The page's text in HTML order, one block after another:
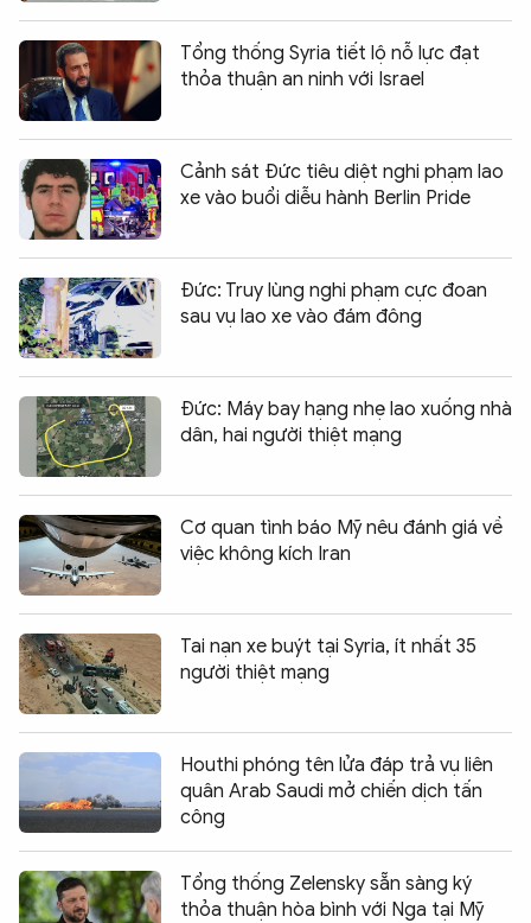
Tổng thống Syria tiết lộ nỗ lực đạt
thỏa thuận an ninh với Israel
Cảnh sát Đức tiêu diệt nghi phạm lao
xe vào buổi diễu hành Berlin Pride
Đức: Truy lùng nghi phạm cực đoan
sau vụ lao xe vào đám đông
Đức: Máy bay hạng nhẹ lao xuống nhà
dân, hai người thiệt mạng
Cơ quan tình báo Mỹ nêu đánh giá về
việc không kích Iran
Tai nạn xe buýt tại Syria, ít nhất 35
người thiệt mạng
Houthi phóng tên lửa đáp trả vụ liên
quân Arab Saudi mở chiến dịch tấn
công
Tổng thống Zelensky sẵn sàng ký
thỏa thuận hòa bình với Nga tại Mỹ